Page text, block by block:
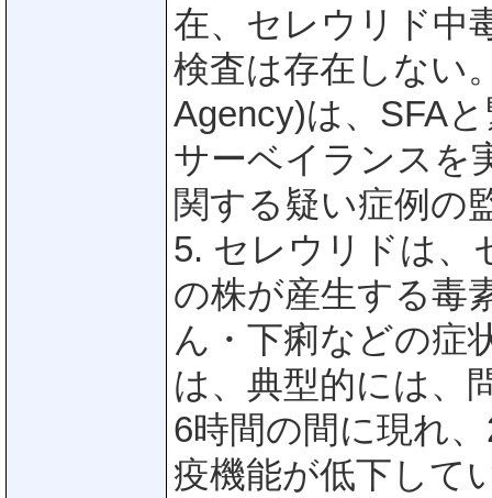
在、セレウリド中
検査は存在しない
Agency)は、SFA
サーベイランスを
関する疑い症例の
5. セレウリドは、
の株が産生する毒
ん・下痢などの症
は、典型的には、
6時間の間に現れ
疫機能が低下して